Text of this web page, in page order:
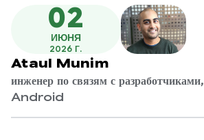
02
ИЮНЯ
2026 Г.
Ataul Munim
инженер по связям с разработчиками,
Android